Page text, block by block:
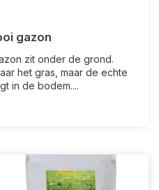
gazon
zit onder de grond.
het gras, maar de echte
in de bodem....